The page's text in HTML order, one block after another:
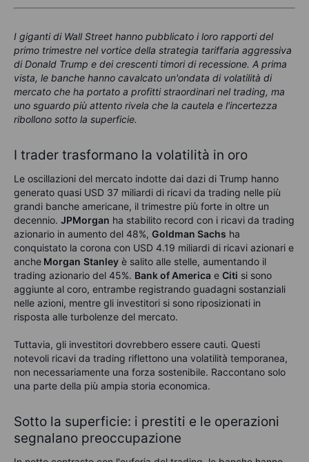
I giganti di Wall Street hanno pubblicato i loro rapporti del
primo trimestre nel vortice della strategia tariffaria aggressiva
di Donald Trump e dei crescenti timori di recessione. A prima
vista, le banche hanno cavalcato un'ondata di volatilità di
mercato che ha portato a profitti straordinari nel trading, ma
uno sguardo più attento rivela che la cautela e l'incertezza
ribollono sotto la superficie.
I trader trasformano la volatilità in oro
Le oscillazioni del mercato indotte dai dazi di Trump hanno
generato quasi USD 37 miliardi di ricavi da trading nelle più
grandi banche americane, il trimestre più forte in oltre un
decennio. JPMorgan ha stabilito record con i ricavi da trading
azionario in aumento del 48%, Goldman Sachs ha
conquistato la corona con USD 4.19 miliardi di ricavi azionari e
anche Morgan Stanley è salito alle stelle, aumentando il
trading azionario del 45%. Bank of America e Citi si sono
aggiunte al coro, entrambe registrando guadagni sostanziali
nelle azioni, mentre gli investitori si sono riposizionati in
risposta alle turbolenze del mercato.
Tuttavia, gli investitori dovrebbero essere cauti. Questi
notevoli ricavi da trading riflettono una volatilità temporanea,
non necessariamente una forza sostenibile. Raccontano solo
una parte della più ampia storia economica.
Sotto la superficie: i prestiti e le operazioni
segnalano preoccupazione